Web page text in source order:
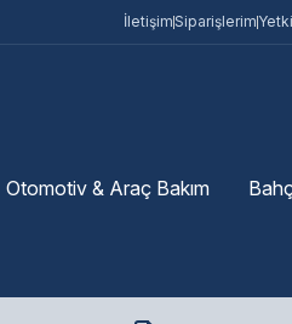
İletişimSiparişlerim
Otomotiv & Araç Bakım